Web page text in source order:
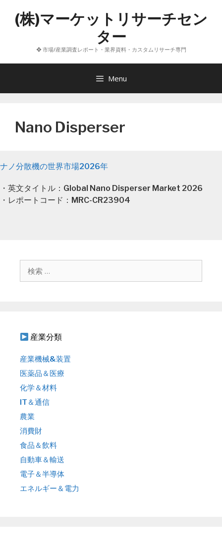
へ
(株)マーケットリサーチセン
ター
❖ 市場/産業調査レポート・業界資料・カスタムリサーチ専門
Menu
Nano Disperser
ナノ分散機の世界市場2026年
・英文タイトル：Global Nano Disperser Market 2026
・レポートコード：MRC-CR23904
産業分類
産業機械&装置
医薬品＆医療
化学＆材料
IT＆通信
農業
消費財
食品＆飲料
自動車＆輸送
電子＆半導体
エネルギー＆電力